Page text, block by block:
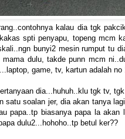
kalau dia tgk
spti penyapu, topeng mcm
bunyi2 mesin rumput tu
dulu, takde punn mcm
game, tv, kartun adalah
dia...huhuh..klu tgk tv,
satu soalan jer, dia akan tanya
papa..tp biasanya papa la
dulu2...hohoho..tp betul ker??